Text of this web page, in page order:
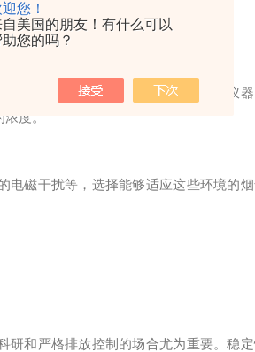
您！
自美国的朋友！有什么可以
您的吗？
测量范围等要求，以便选择适合的仪
度。
磁干扰等，选择能够适应这些环境的
和严格排放控制的场合尤为重要。稳